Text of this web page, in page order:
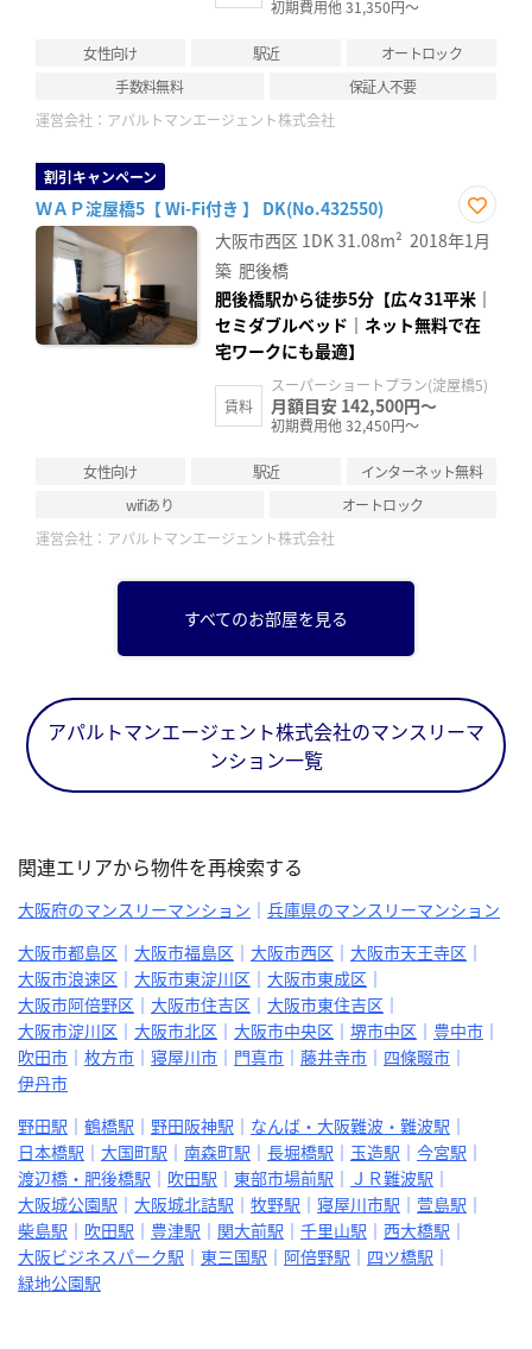
初期費用他 31,350円～
女性向け 駅近
オートロック
手数料無料
保証人不要
運営会社： アパルトマンエージェント株式会社
割引キャンペーン
ＷＡＰ淀屋橋5【 Wi-Fi付き 】 DK(No.432550)
お気
に入
大阪市西区 1DK31.08m² 2018年1月
築 肥後橋
肥後橋駅から徒歩5分【広々31平米｜
セミダブルベッド｜ネット無料で在
宅ワークにも最適】
賃料
スーパーショートプラン(淀屋橋5)
月額目安 142,500円～
初期費用他 32,450円～
女性向け 駅近
インターネット無料
wifiあり
オートロック
運営会社： アパルトマンエージェント株式会社
すべてのお部屋を見る
アパルトマンエージェント株式会社のマンスリーマ
ンション一覧
関連エリアから物件を再検索する
大阪府のマンスリーマンション
兵庫県のマンスリーマンション
大阪市都島区
大阪市福島区 大阪市西区
大阪市天王寺区
大阪市浪速区
大阪市東淀川区
大阪市東成区
大阪市阿倍野区
大阪市住吉区
大阪市東住吉区
大阪市淀川区
大阪市北区 大阪市中央区 堺市中区
豊中市
吹田市
枚方市 寝屋川市 門真市 藤井寺市
四條畷市
伊丹市
野田駅
鶴橋駅 野田阪神駅
なんば・大阪難波・難波駅
日本橋駅
大国町駅 南森町駅 長堀橋駅 玉造駅
今宮駅
渡辺橋・肥後橋駅
吹田駅 東部市場前駅
ＪＲ難波駅
大阪城公園駅
大阪城北詰駅 牧野駅 寝屋川市駅
萱島駅
柴島駅
吹田駅 豊津駅 関大前駅 千里山駅
西大橋駅
大阪ビジネスパーク駅
東三国駅 阿倍野駅
四ツ橋駅
緑地公園駅